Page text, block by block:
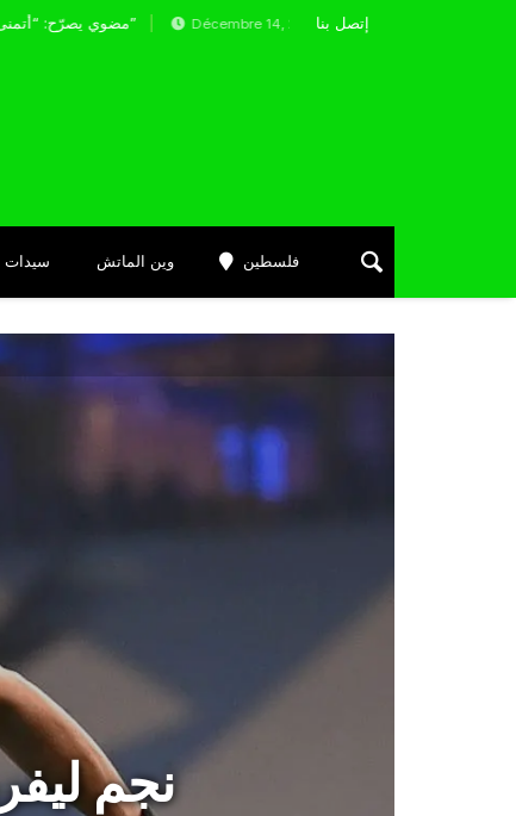
مضوي يصرّح: “أتمنى التوفيق لممثلي الكرة الجزائرية في المسابقات القارية” Décembre 14, 2024 إتصل بنا
سيدات وين الماتش فلسطين
نجم